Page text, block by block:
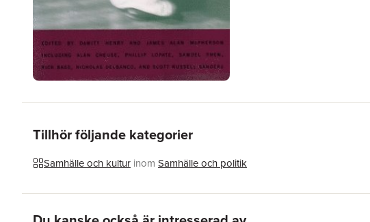
Tillhör följande kategorier
Samhälle och kultur inom Samhälle och politik